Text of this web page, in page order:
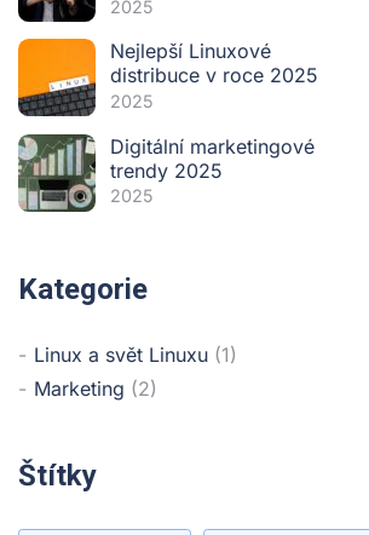
2025
Nejlepší Linuxové
distribuce v roce 2025
2025
Digitální marketingové
trendy 2025
2025
Kategorie
Linux a svět Linuxu (1)
Marketing (2)
Štítky